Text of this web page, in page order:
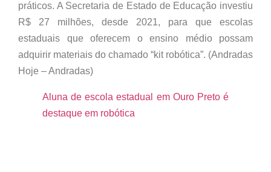
práticos. A Secretaria de Estado de Educação investiu
R$ 27 milhões, desde 2021, para que escolas
estaduais que oferecem o ensino médio possam
adquirir materiais do chamado “kit robótica”. (Andradas
Hoje – Andradas)
Aluna de escola estadual em Ouro Preto é
destaque em robótica